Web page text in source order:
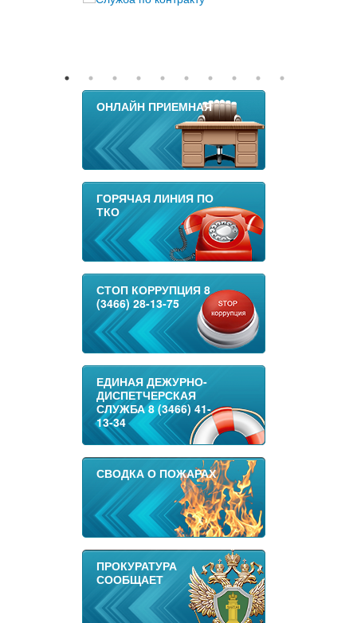
ОНЛАЙН ПРИЕМНАЯ
ГОРЯЧАЯ ЛИНИЯ ПО
ТКО
СТОП КОРРУПЦИЯ 8
(3466) 28-13-75
ЕДИНАЯ ДЕЖУРНО-
ДИСПЕТЧЕРСКАЯ
СЛУЖБА 8 (3466) 41-
13-34
СВОДКА О ПОЖАРАХ
ПРОКУРАТУРА
СООБЩАЕТ